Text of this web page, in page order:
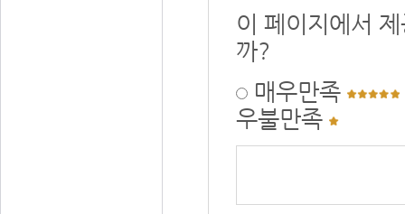
이 페이지에서
까?
매우만족
우불만족